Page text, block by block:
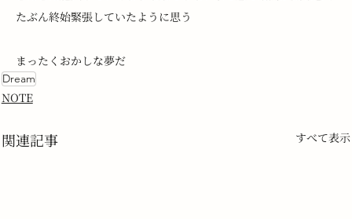
たぶん終始緊張していたように思う
まったくおかしな夢だ
Dream
NOTE
関連記事 すべて表示